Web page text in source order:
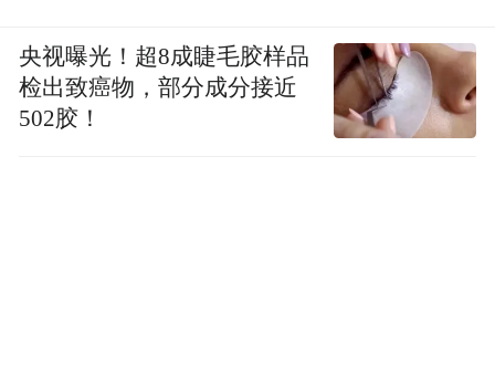
央视曝光！超8成睫毛胶样品
检出致癌物，部分成分接近
502胶！